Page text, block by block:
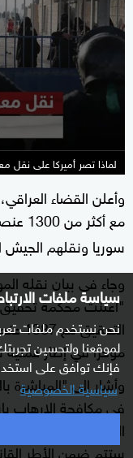
سياسة ملفات
نحن نستخدم ملفات
لموقعنا ولتحسين
فإنك توافق على
سياسية الخصوصية
لماذا تصر أميركا على نقل
وأعلن القضاء
مع أكثر من 1300 عنصر بتنظيم "
سوريا ونقلهم الجيش
وجاء في بيان نقله
"أعلنت محكمة تحقيق
مؤخرا في إطار
وأشار إلى "المباشرة
في مكافحة الإرهاب
الأعلى فائق زيدان"،
ستتم ضمن الأطر